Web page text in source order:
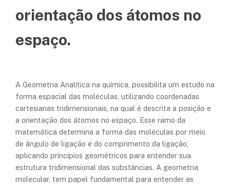
orientação dos átomos no
espaço.
A Geometria Analítica na química, possibilita um estudo na
forma espacial das moléculas, utilizando coordenadas
cartesianas tridimensionais, na qual é descrita a posição e
a orientação dos átomos no espaço. Esse ramo da
matemática determina a forma das moléculas por meio
de ângulo de ligação e do comprimento da ligação,
aplicando princípios geométricos para entender sua
estrutura tridimensional das substâncias. A geometria
molecular, tem papel fundamental para entender as